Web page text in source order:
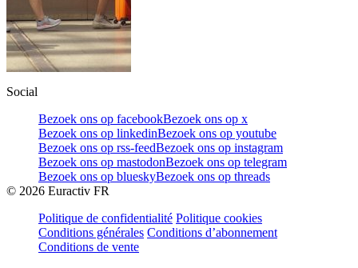
Social
Bezoek ons op facebookBezoek ons op x
Bezoek ons op linkedinBezoek ons op youtube
Bezoek ons op rss-feedBezoek ons op instagram
Bezoek ons op mastodonBezoek ons op telegram
Bezoek ons op blueskyBezoek ons op threads
© 2026 Euractiv FR
Politique de confidentialité Politique cookies
Conditions générales Conditions d’abonnement
Conditions de vente